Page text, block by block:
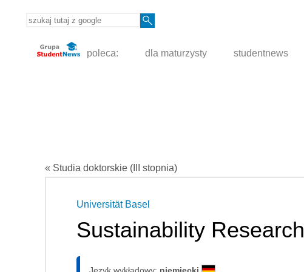
poleca: dla maturzysty studentnews
« Studia doktorskie (III stopnia)
Universität Basel
Sustainability Research
Język wykładowy: niemiecki